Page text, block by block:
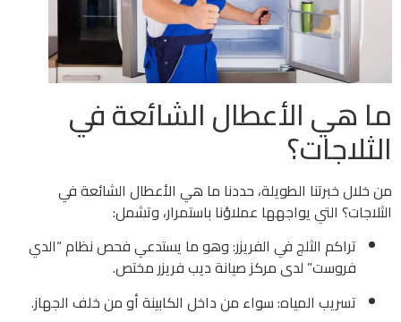
ما هي الأعطال الشائعة في
الثلاجات؟
من خلال خبرتنا الطويلة، حددنا ما هي الأعطال الشائعة في
الثلاجات؟ التي يواجهها عملاؤنا باستمرار، وتشمل:
تراكم الثلج في الفريزر: وهو ما يستدعي فحص نظام “الدي
فروست” لدى مركز صيانة ديب فريزر مختص.
تسريب المياه: سواء من داخل الكابينة أو من خلف الجهاز.